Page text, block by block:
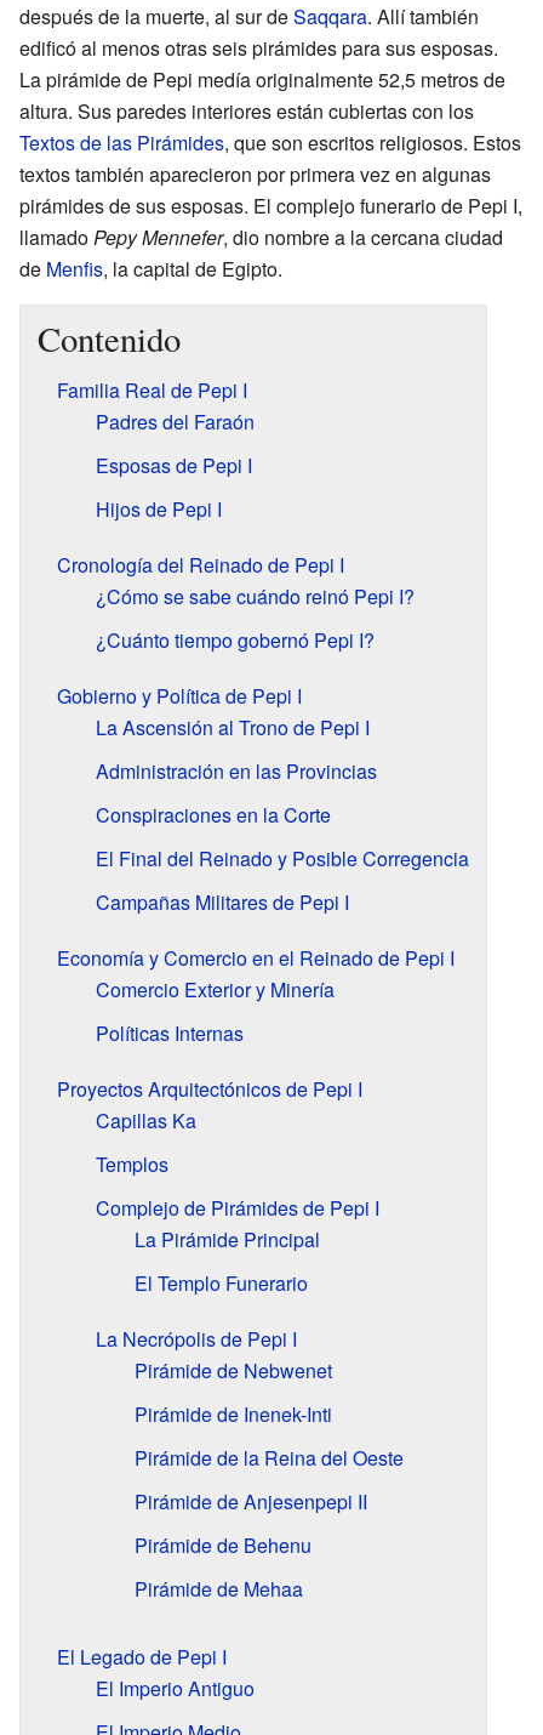
después de la muerte, al sur deSaqqara. Allí también
edificó al menos otras seis pirámides para sus esposas.
La pirámide de Pepi medía originalmente 52,5 metros de
altura. Sus paredes interiores están cubiertas con los
Textos de las Pirámides, que son escritos religiosos. Estos
textos también aparecieron por primera vez en algunas
pirámides de sus esposas. El complejo funerario de Pepi I,
llamadoPepy Mennefer, dio nombre a la cercana ciudad
de Menfis, la capital de Egipto.
Contenido
Familia Real de Pepi I
Padres del Faraón
Esposas de Pepi I
Hijos de Pepi I
Cronología del Reinado de Pepi I
¿Cómo se sabe cuándo reinó Pepi I?
¿Cuánto tiempo gobernó Pepi I?
Gobierno y Política de Pepi I
La Ascensión al Trono de Pepi I
Administración en las Provincias
Conspiraciones en la Corte
El Final del Reinado y Posible Corregencia
Campañas Militares de Pepi I
Economía y Comercio en el Reinado de Pepi I
Comercio Exterior y Minería
Políticas Internas
Proyectos Arquitectónicos de Pepi I
Capillas Ka
Templos
Complejo de Pirámides de Pepi I
La Pirámide Principal
El Templo Funerario
La Necrópolis de Pepi I
Pirámide de Nebwenet
Pirámide de Inenek-Inti
Pirámide de la Reina del Oeste
Pirámide de Anjesenpepi II
Pirámide de Behenu
Pirámide de Mehaa
El Legado de Pepi I
El Imperio Antiguo